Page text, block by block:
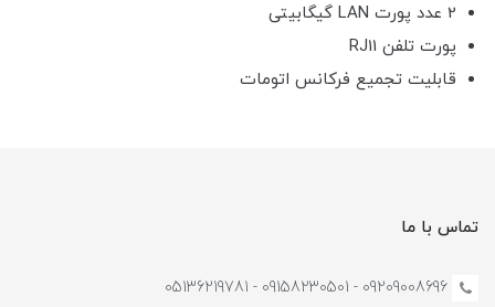
2 عدد پورت LAN گیگابیتی
پورت تلفن RJ11
قابلیت تجمیع فرکانس اتومات
تماس با ما
09209008696 - 09158230501 - 05136219781